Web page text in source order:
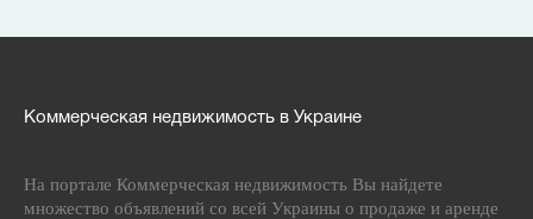
Коммерческая недвижимость в Украине
На портале Коммерческая недвижимость Вы найдете
множество объявлений со всей Украины о продаже и аренде